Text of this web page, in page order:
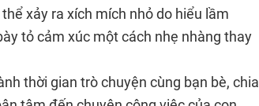
xảy ra xích mích nhỏ do hiểu lầm
tỏ cảm xúc một cách nhẹ nhàng thay
thời gian trò chuyện cùng bạn bè, chia